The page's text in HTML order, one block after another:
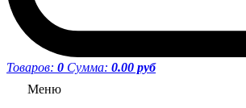
Товаров: 0 Сумма: 0.00 руб
Меню